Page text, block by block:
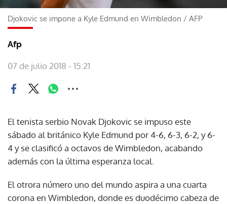
Djokovic se impone a Kyle Edmund en Wimbledon / AFP
Afp
07 de julio 2018 - 15:21
El tenista serbio Novak Djokovic se impuso este
sábado al británico Kyle Edmund por 4-6, 6-3, 6-2, y 6-
4 y se clasificó a octavos de Wimbledon, acabando
además con la última esperanza local.
El otrora número uno del mundo aspira a una cuarta
corona en Wimbledon, donde es duodécimo cabeza de